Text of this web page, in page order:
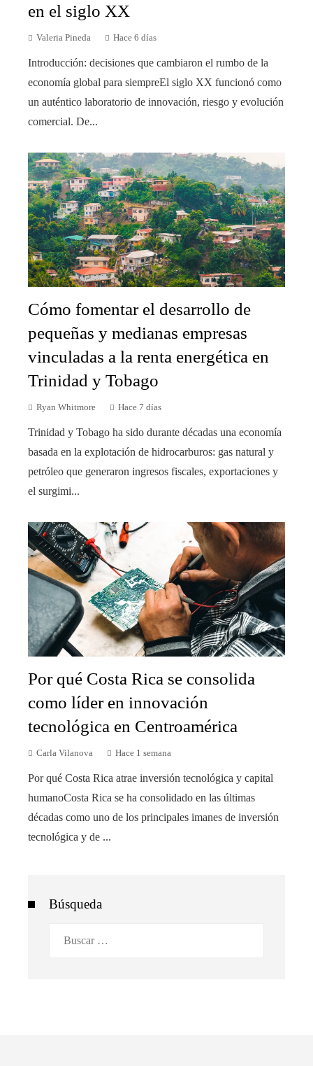
en el siglo XX
Valeria Pineda Hace 6 días
Introducción: decisiones que cambiaron el rumbo de la
economía global para siempreEl siglo XX funcionó como
un auténtico laboratorio de innovación, riesgo y evolución
comercial. De...
Cómo fomentar el desarrollo de
pequeñas y medianas empresas
vinculadas a la renta energética en
Trinidad y Tobago
Ryan Whitmore Hace 7 días
Trinidad y Tobago ha sido durante décadas una economía
basada en la explotación de hidrocarburos: gas natural y
petróleo que generaron ingresos fiscales, exportaciones y
el surgimi...
Por qué Costa Rica se consolida
como líder en innovación
tecnológica en Centroamérica
Carla Vilanova Hace 1 semana
Por qué Costa Rica atrae inversión tecnológica y capital
humanoCosta Rica se ha consolidado en las últimas
décadas como uno de los principales imanes de inversión
tecnológica y de ...
Búsqueda